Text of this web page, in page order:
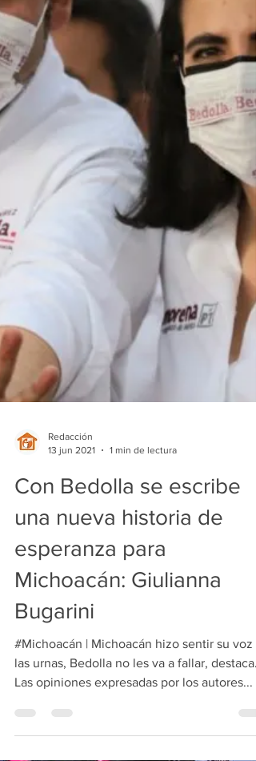
13 jun 2021
1 min de lectura
Con Bedolla se escribe
una nueva historia de
esperanza para
Michoacán: Giulianna
Bugarini
#Michoacán | Michoacán hizo sentir su voz en
las urnas, Bedolla no les va a fallar, destaca.